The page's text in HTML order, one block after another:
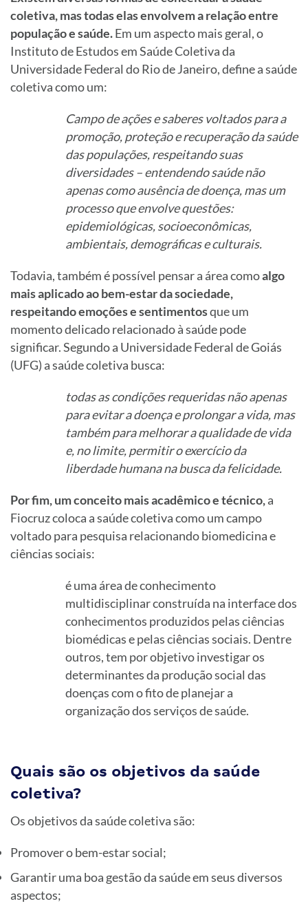
coletiva, mas todas elas envolvem a relação entre
população e saúde.Em um aspecto mais geral, o
Instituto de Estudos em Saúde Coletiva da
Universidade Federal do Rio de Janeiro, define a saúde
coletiva como um:
Campo de ações e saberes voltados para a
promoção, proteção e recuperação da saúde
das populações, respeitando suas
diversidades – entendendo saúde não
apenas como ausência de doença, mas um
processo que envolve questões:
epidemiológicas, socioeconômicas,
ambientais, demográficas e culturais.
Todavia, também é possível pensar a área comoalgo
mais aplicado ao bem-estar da sociedade,
respeitando emoções e sentimentosque um
momento delicado relacionado à saúde pode
significar. Segundo a Universidade Federal de Goiás
(UFG) a saúde coletiva busca:
todas as condições requeridas não apenas
para evitar a doença e prolongar a vida, mas
também para melhorar a qualidade de vida
e, no limite, permitir o exercício da
liberdade humana na busca da felicidade.
Por fim, um conceito mais acadêmico e técnico,a
Fiocruz coloca a saúde coletiva como um campo
voltado para pesquisa relacionando biomedicina e
ciências sociais:
é uma área de conhecimento
multidisciplinar construída na interface dos
conhecimentos produzidos pelas ciências
biomédicas e pelas ciências sociais. Dentre
outros, tem por objetivo investigar os
determinantes da produção social das
doenças com o fito de planejar a
organização dos serviços de saúde.
Quais são os objetivos da saúde
coletiva?
Os objetivos da saúde coletiva são:
Promover o bem-estar social;
Garantir uma boa gestão da saúde em seus diversos
aspectos;